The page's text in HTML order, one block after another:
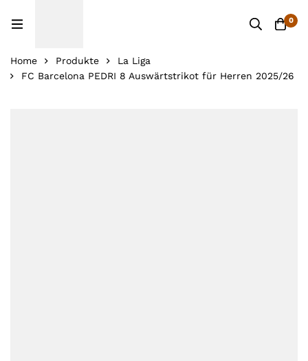
0
Home Produkte
La Liga
FC Barcelona PEDRI 8 Auswärtstrikot für Herren 2025/26